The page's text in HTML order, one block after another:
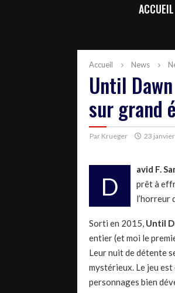
ACCUEIL
Accueil News
Until
sur grand
Par Krueger 23
D
avid F.
prêt à
l’horreur
Sorti en 2015, Until
entier (et moi le
Leur nuit de détente
mystérieux. Le jeu
personnages bien